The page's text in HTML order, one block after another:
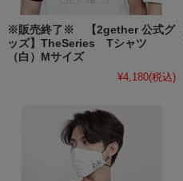
※販売終了※ 【2gether 公式グ
ッズ】TheSeries Tシャツ
（白）Mサイズ
¥4,180(税込)